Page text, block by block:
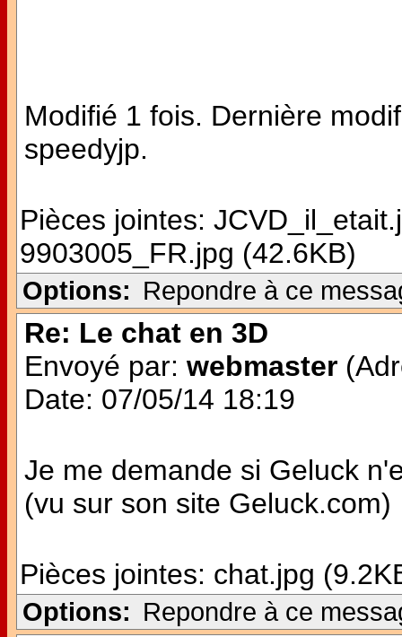
Modifié 1 fois. Dernière
speedyjp.
Pièces jointes:
9903005_FR.jpg (42.6KB)
Options: Repondre à ce
Re: Le chat en 3D
Envoyé par: webmaster
Date: 07/05/14 18:19
Je me demande si Geluck
(vu sur son site Geluck.com)
Pièces jointes: chat.jpg
Options: Repondre à ce